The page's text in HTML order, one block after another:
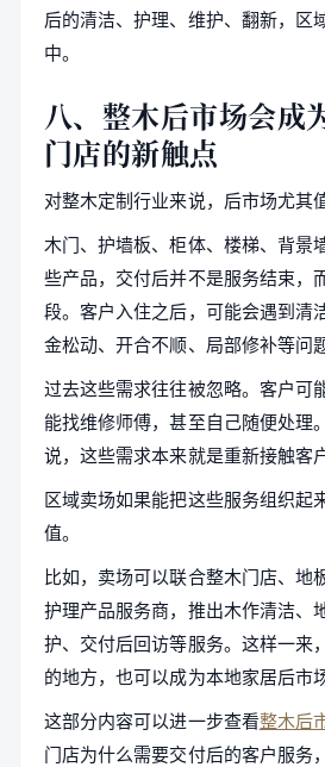
后的清洁、护理、维护、翻新，区
中。
八、整木后市场会成
门店的新触点
对整木定制行业来说，后市场尤其
木门、护墙板、柜体、楼梯、背景
些产品，交付后并不是服务结束，
段。客户入住之后，可能会遇到清
金松动、开合不顺、局部修补等问题
过去这些需求往往被忽略。客户可
能找维修师傅，甚至自己随便处理
说，这些需求本来就是重新接触客
区域卖场如果能把这些服务组织起
值。
比如，卖场可以联合整木门店、地
护理产品服务商，推出木作清洁、
护、交付后回访等服务。这样一来
的地方，也可以成为本地家居后市
这部分内容可以进一步查看整木后
门店为什么需要交付后的客户服务